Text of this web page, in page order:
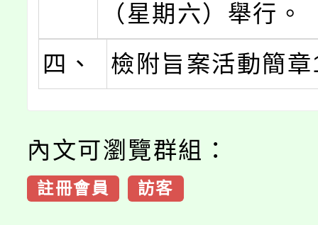
（星期六）舉行。
四、
檢附旨案活動簡
內文可瀏覽群組：
註冊會員 訪客